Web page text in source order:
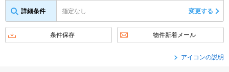
詳細条件 指定なし 変更する
条件保存 物件新着メール
アイコンの説明